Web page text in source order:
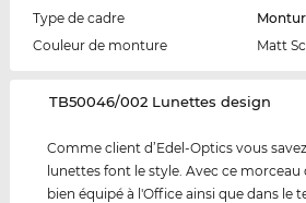
Type de cadre
Couleur de monture
Matt
‌TB50046/002 Lunettes design
Comme client d’Edel-Optics vous
lunettes font le style. Avec ce morceau
bien équipé à l'Office ainsi que dans le